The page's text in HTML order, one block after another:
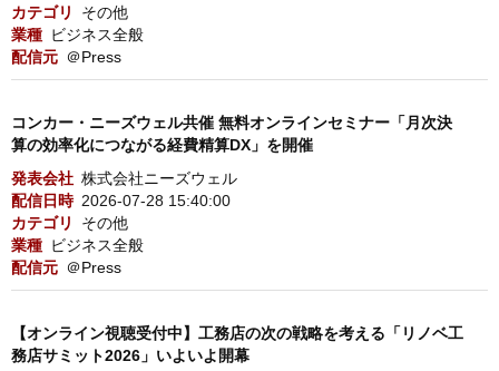
カテゴリ
その他
業種 ビジネス全般
配信元 ＠Press
コンカー・ニーズウェル共催 無料オンラインセミナー「月次決
算の効率化につながる経費精算DX」を開催
発表会社 株式会社ニーズウェル
配信日時 2026-07-28 15:40:00
カテゴリ
その他
業種 ビジネス全般
配信元 ＠Press
【オンライン視聴受付中】工務店の次の戦略を考える「リノベ工
務店サミット2026」いよいよ開幕